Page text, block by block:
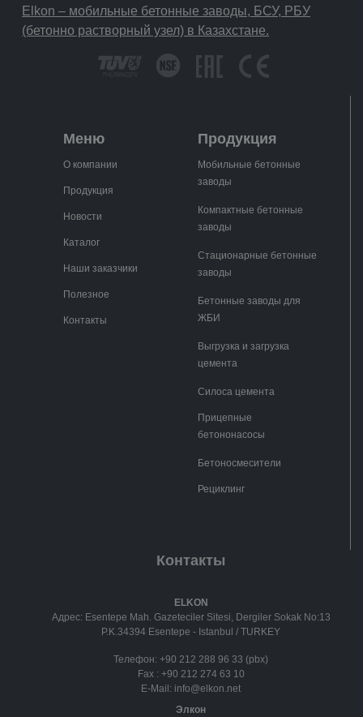
Elkon – мобильные бетонные заводы, БСУ, РБУ
(бетонно растворный узел) в Казахстане.
Меню
О компании
Продукция
Новости
Каталог
Наши заказчики
Полезное
Контакты
Продукция
Мобильные бетонные
заводы
Компактные бетонные
заводы
Стационарные бетонные
заводы
Бетонные заводы для
ЖБИ
Выгрузка и загрузка
цемента
Силоса цемента
Прицепные
бетононасосы
Бетоносмесители
Рециклинг
Контакты
ELKON
Адрес: Esentepe Mah. Gazeteciler Sitesi, Dergiler Sokak No:13
P.K.34394 Esentepe - Istanbul / TURKEY
Телефон: +90 212 288 96 33 (pbx)
Fax : +90 212 274 63 10
E-Mail: info@elkon.net
Элкон